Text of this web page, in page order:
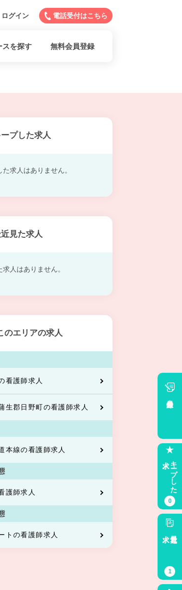
ログイン 電話受付はこちら
スを探す 無料会員登録
プした求人
た求人はありません。
見た求人
求人はありません。
のエリアの求人
看護師求人
生郡日野町の看護師求人
本線の看護師求人
護師求人
トの看護師求人
キープした
0
最近見た
1